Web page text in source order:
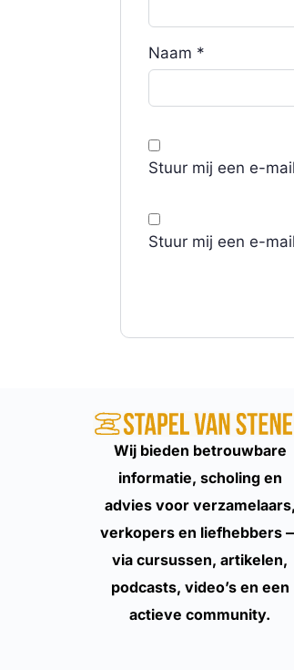
Naam *
Stuur mij een e-
Stuur mij een e-
Wij bieden betrouwbare
informatie, scholing en
advies voor verzamelaars,
verkopers en liefhebbers
via cursussen, artikelen,
podcasts, video’s en een
actieve community.